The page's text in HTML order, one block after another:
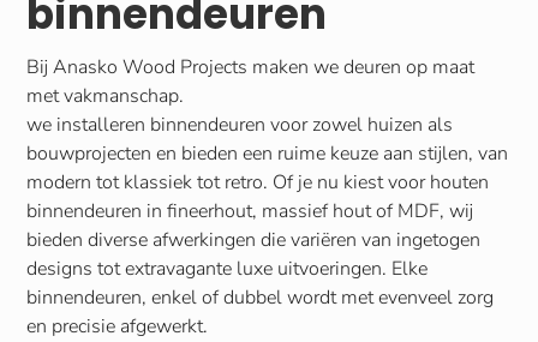
binnendeuren
Bij Anasko Wood Projects maken we deuren op maat
met vakmanschap.
we installeren binnendeuren voor zowel huizen als
bouwprojecten en bieden een ruime keuze aan stijlen, van
modern tot klassiek tot retro. Of je nu kiest voor houten
binnendeuren in fineerhout, massief hout of MDF, wij
bieden diverse afwerkingen die variëren van ingetogen
designs tot extravagante luxe uitvoeringen. Elke
binnendeuren, enkel of dubbel wordt met evenveel zorg
en precisie afgewerkt.